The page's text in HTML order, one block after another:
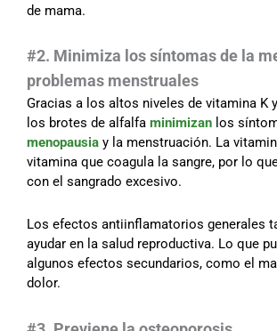
de mama.
#2. Minimiza los síntomas de la
problemas menstruales
Gracias a los altos niveles de vitamina K
los brotes de alfalfa minimizan los
menopausia y la menstruación. La
vitamina que coagula la sangre, por lo
con el sangrado excesivo.
Los efectos antiinflamatorios generales
ayudar en la salud reproductiva. Lo que
algunos efectos secundarios, como el
dolor.